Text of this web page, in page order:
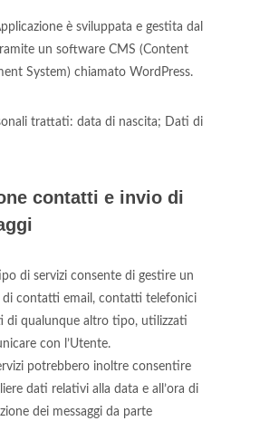
è sviluppata e gestita dal
un software CMS (Content
System) chiamato WordPress.
trattati: data di nascita; Dati di
contatti e invio di
di servizi consente di gestire un
di contatti email, contatti telefonici
di qualunque altro tipo, utilizzati
con l’Utente.
potrebbero inoltre consentire
dati relativi alla data e all’ora di
dei messaggi da parte